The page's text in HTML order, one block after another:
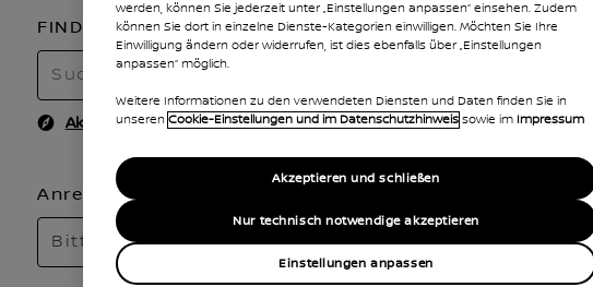
FINDEN SIE EINEN HÄNDLER
Aktuellen Standort verwenden
Anrede
Bitte wählen
werden, können Sie jederzeit unter „Einstellungen anpassen“ einsehen. Zudem
können Sie dort in einzelne Dienste-Kategorien einwilligen. Möchten Sie Ihre
Einwilligung ändern oder widerrufen, ist dies ebenfalls über „Einstellungen
anpassen“ möglich.
Weitere Informationen zu den verwendeten Diensten und Daten finden Sie in
unseren Cookie-Einstellungen und im Datenschutzhinweis sowie im Impressum
Einstellungen anpassen
Nur technisch notwendige akzeptieren
Akzeptieren und schließen